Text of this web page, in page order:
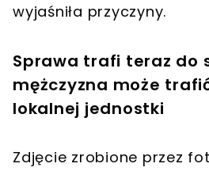
wyjaśniła przyczyny.
Sprawa trafi teraz do
mężczyzna może
lokalnej jednostki
Zdjęcie zrobione przez